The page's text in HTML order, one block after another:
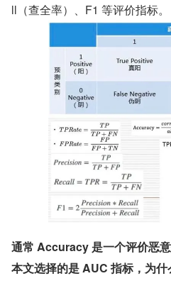
ll（查全率）、F1 等评价指标。
通常 Accuracy 是一个评价恶
本文选择的是 AUC 指标，为什